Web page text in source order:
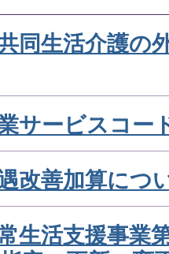
同生活介護の
サービスコー
改善加算につ
生活支援事業